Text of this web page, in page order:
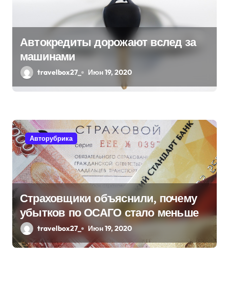
Автокредиты дорожают вслед за
машинами
travelbox27_ Июн 19, 2020
Авторубрика
Страховщики объяснили, почему
убытков по ОСАГО стало меньше
travelbox27_ Июн 19, 2020